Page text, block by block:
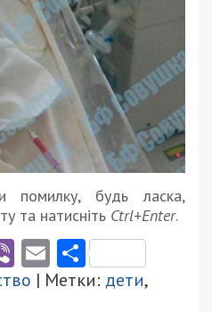
помилку, будь ласка,
та натисніть Ctrl+Enter.
ViberEmail
| Метки: дети,